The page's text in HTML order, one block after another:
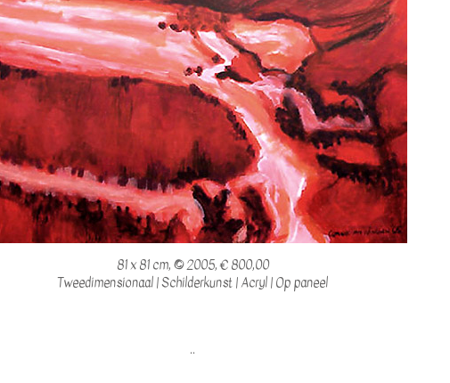
81 x 81 cm, © 2005, € 800,00
Tweedimensionaal | Schilderkunst | Acryl | Op paneel
..